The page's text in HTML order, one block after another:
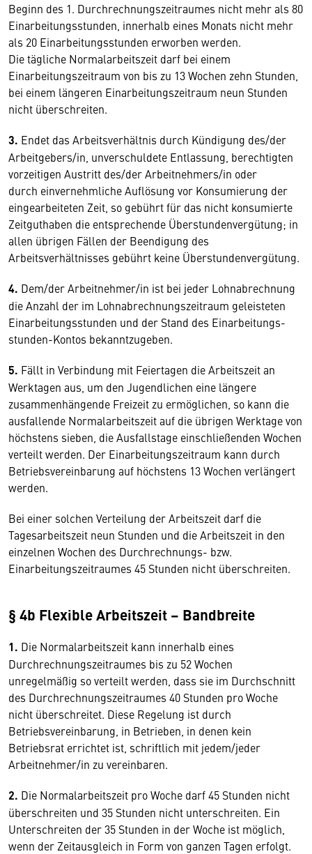
Beginn des 1. Durchrechnungszeitraumes nicht mehr als 80
Einarbeitungsstunden, innerhalb eines Monats nicht mehr
als 20 Einarbeitungsstunden erworben werden.
Die tägliche Normalarbeitszeit darf bei einem
Einarbeitungszeitraum von bis zu 13 Wochen zehn Stunden,
bei einem längeren Einarbeitungszeitraum neun Stunden
nicht überschreiten.
3. Endet das Arbeitsverhältnis durch Kündigung des/der
Arbeitgebers/in, unverschuldete Entlassung, berechtigten
vorzeitigen Austritt des/der Arbeitnehmers/in oder
durch einvernehmliche Auflösung vor Konsumierung der
eingearbeiteten Zeit, so gebührt für das nicht konsumierte
Zeitguthaben die entsprechende Überstundenvergütung; in
allen übrigen Fällen der Beendigung des
Arbeitsverhältnisses gebührt keine Überstundenvergütung.
4. Dem/der Arbeitnehmer/in ist bei jeder Lohnabrechnung
die Anzahl der im Lohnabrechnungszeitraum geleisteten
Einarbeitungsstunden und der Stand des Einarbeitungs-
stunden-Kontos bekanntzugeben.
5. Fällt in Verbindung mit Feiertagen die Arbeitszeit an
Werktagen aus, um den Jugendlichen eine längere
zusammenhängende Freizeit zu ermöglichen, so kann die
ausfallende Normalarbeitszeit auf die übrigen Werktage von
höchstens sieben, die Ausfallstage einschließenden Wochen
verteilt werden. Der Einarbeitungszeitraum kann durch
Betriebsvereinbarung auf höchstens 13 Wochen verlängert
werden.
Bei einer solchen Verteilung der Arbeitszeit darf die
Tagesarbeitszeit neun Stunden und die Arbeitszeit in den
einzelnen Wochen des Durchrechnungs- bzw.
Einarbeitungszeitraumes 45 Stunden nicht überschreiten.
§ 4b Flexible Arbeitszeit – Bandbreite
1. Die Normalarbeitszeit kann innerhalb eines
Durchrechnungszeitraumes bis zu 52 Wochen
unregelmäßig so verteilt werden, dass sie im Durchschnitt
des Durchrechnungszeitraumes 40 Stunden pro Woche
nicht überschreitet. Diese Regelung ist durch
Betriebsvereinbarung, in Betrieben, in denen kein
Betriebsrat errichtet ist, schriftlich mit jedem/jeder
Arbeitnehmer/in zu vereinbaren.
2. Die Normalarbeitszeit pro Woche darf 45 Stunden nicht
überschreiten und 35 Stunden nicht unterschreiten. Ein
Unterschreiten der 35 Stunden in der Woche ist möglich,
wenn der Zeitausgleich in Form von ganzen Tagen erfolgt.